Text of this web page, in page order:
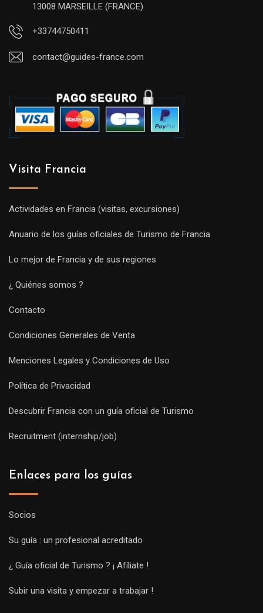
13008 MARSEILLE (FRANCE)
+33744750411
contact@guides-france.com
Visita Francia
Actividades en Francia (visitas, excursiones)
Anuario de los guías oficiales de Turismo de Francia
Lo mejor de Francia y de sus regiones
¿ Quiénes somos ?
Contacto
Condiciones Generales de Venta
Menciones Legales y Condiciones de Uso
Política de Privacidad
Descubrir Francia con un guía oficial de Turismo
Recruitment (internship/job)
Enlaces para los guías
Socios
Su guía : un profesional acreditado
¿ Guía oficial de Turismo ? ¡ Afíliate !
Subir una visita y empezar a trabajar !